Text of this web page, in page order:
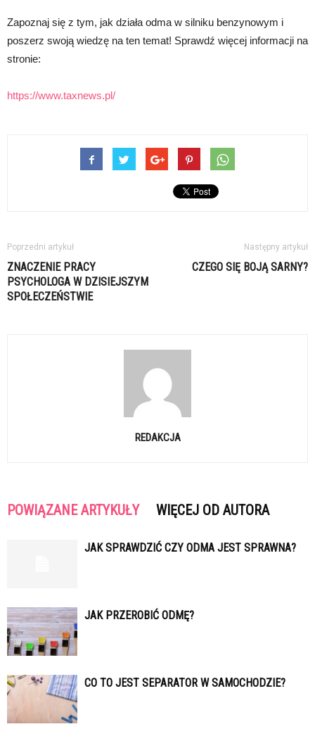
Zapoznaj się z tym, jak działa odma w silniku benzynowym i
poszerz swoją wiedzę na ten temat! Sprawdź więcej informacji na
stronie:
https://www.taxnews.pl/
Poprzedni artykuł
ZNACZENIE PRACY
PSYCHOLOGA W DZISIEJSZYM
SPOŁECZEŃSTWIE
Następny artykuł
CZEGO SIĘ BOJĄ SARNY?
REDAKCJA
POWIĄZANE ARTYKUŁY WIĘCEJ OD AUTORA
JAK SPRAWDZIĆ CZY ODMA JEST SPRAWNA?
JAK PRZEROBIĆ ODMĘ?
CO TO JEST SEPARATOR W SAMOCHODZIE?